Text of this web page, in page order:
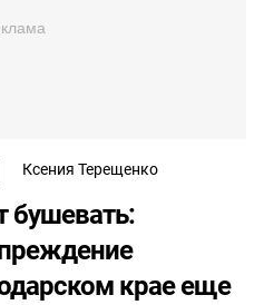
Ксения Терещенко
бушевать:
крае еще